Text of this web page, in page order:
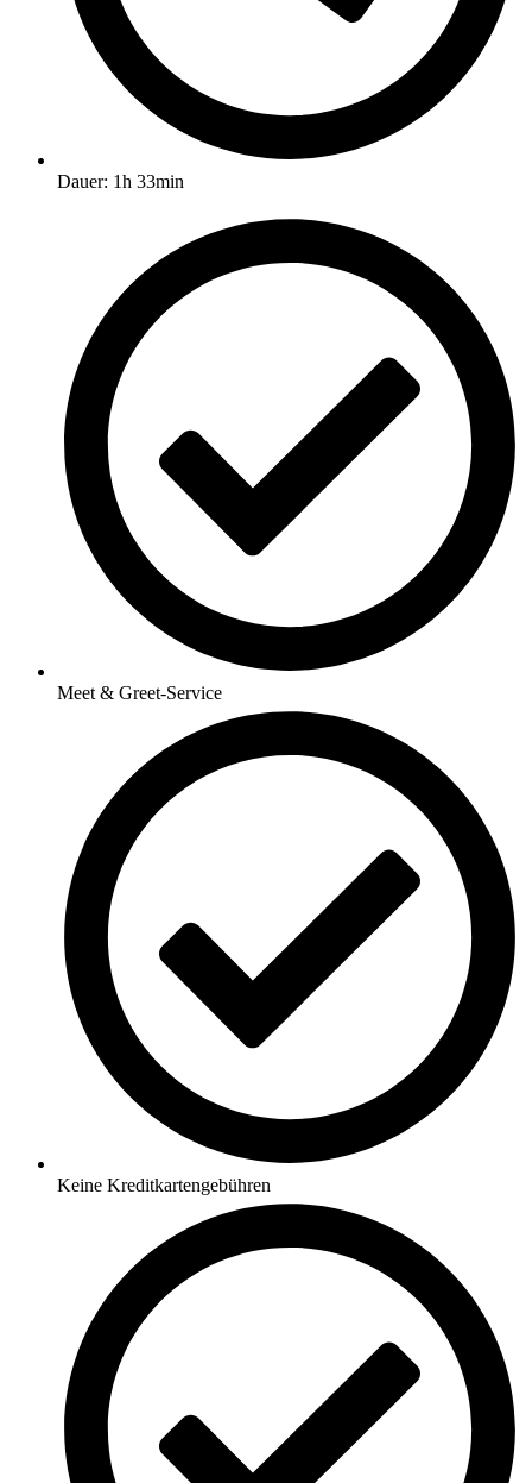
Dauer: 1h 33min
Meet & Greet-Service
Keine Kreditkartengebühren